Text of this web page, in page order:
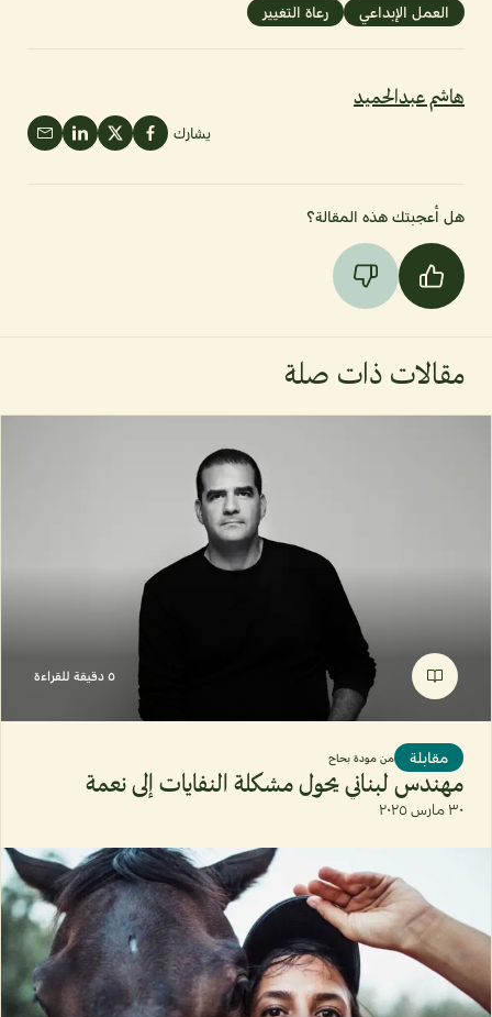
العمل الإبداعي رعاة التغيير
هاشم عبدالحميد
يشارك
هل أعجبتك هذه المقالة؟
مقالات ذات صلة
٥ دقيقة للقراءة
مقابلة من مودة بحاح
مهندس لبناني يحول مشكلة النفايات إلى نعمة
٣٠ مارس ٢٠٢٥